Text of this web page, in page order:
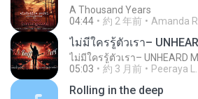
A Thousand Years
04:44
約 2 年前 Amanda R.
05:03
約 3 月前 Peeraya L.
Rolling in the deep